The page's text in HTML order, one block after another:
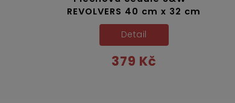
REVOLVERS 40 cm x 32 cm
379 Kč
Detail